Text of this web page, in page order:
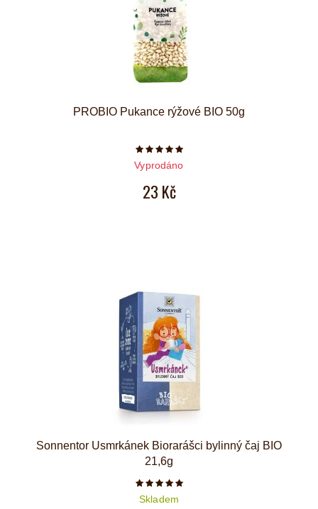
PROBIO Pukance rýžové BIO 50g
Počet hvězdiček je 5 z 5
Vyprodáno
23 Kč
Sonnentor Usmrkánek Biorarášci bylinný čaj BIO
21,6g
Počet hvězdiček je 5 z 5
Skladem